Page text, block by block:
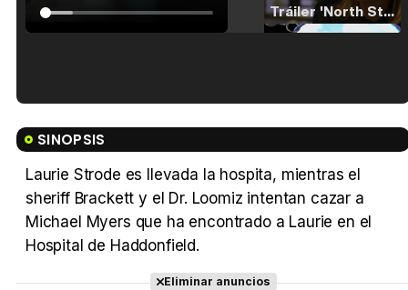
Tráiler 'North Star' (2023)
SINOPSIS
Laurie Strode es llevada la hospita, mientras el
sheriff Brackett y el Dr. Loomiz intentan cazar a
Michael Myers que ha encontrado a Laurie en el
Hospital de Haddonfield.
Eliminar anuncios